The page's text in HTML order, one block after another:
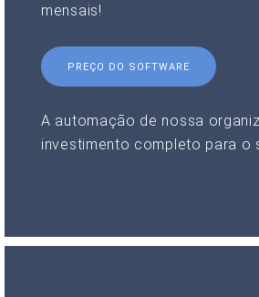
mensais!
PREÇO DO SOFTWARE
A automação de nossa
investimento completo para o